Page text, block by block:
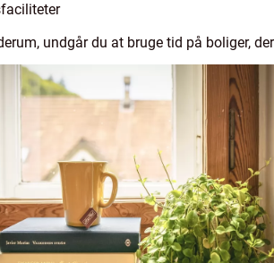
undgår du at bruge tid på boliger,